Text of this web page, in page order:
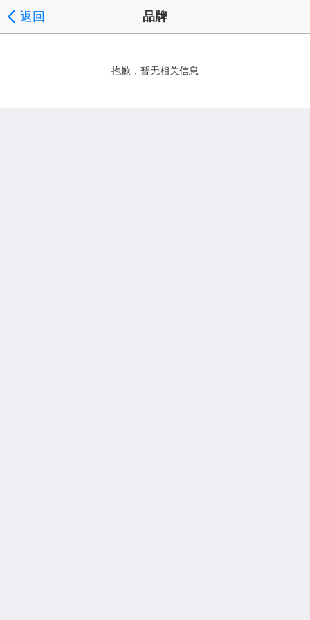
返回 品牌
抱歉，暂无相关信息